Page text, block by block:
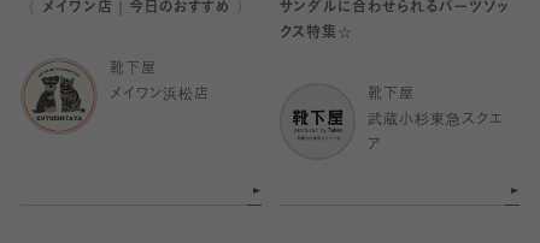
〈 メイワン店｜今日のおすすめ 〉
靴下屋
メイワン浜松店
サンダルに合わせられるパーツソッ
クス特集☆
靴下屋
武蔵小杉東急スクエ
ア